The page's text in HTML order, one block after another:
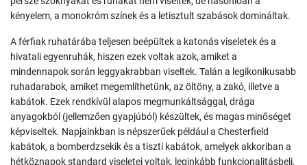
kényelem, a monokróm színek és a letisztult szabások domináltak.
A férfiak ruhatárába teljesen beépültek a katonás viseletek és a
hivatali egyenruhák, hiszen ezek voltak azok, amiket a
mindennapok során leggyakrabban viseltek. Talán a legikonikusabb
ruhadarabok, amiket megemlíthetünk, az öltöny, a zakó, illetve a
kabátok. Ezek rendkívül alapos megmunkáltsággal, drága
anyagokból (jellemzően gyapjúból) készültek, és magas minőséget
képviseltek. Napjainkban is népszerűek például a Chesterfield
kabátok, a bomberdzsekik és a tiszti kabátok, amelyek akkoriban a
hétköznapok standard viseletei voltak, leginkább funkcionalitásbeli,